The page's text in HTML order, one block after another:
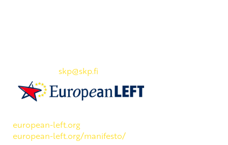
skp@skp.fi
european-left.org
european-left.org/manifesto/